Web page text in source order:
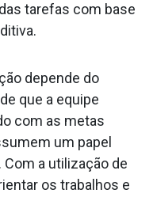
tarefas com base
depende do
que a equipe
com as metas
um papel
a utilização de
os trabalhos e